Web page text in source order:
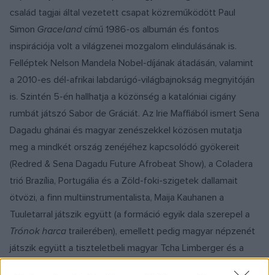
család tagjai által vezetett csapat közreműködött Paul
Simon Gracelandcímű 1986-os albumán és fontos
inspirációja volt a világzenei mozgalom elindulásának is.
Felléptek Nelson Mandela Nobel-díjának átadásán, valamint
a 2010-es dél-afrikai labdarúgó-világbajnokság megnyitóján
is. Szintén 5-én hallhatja a közönség a katalóniai cigány
rumbát játszó Sabor de Gráciát. Az Irie Maffiából ismert Sena
Dagadu ghánai és magyar zenészekkel közösen mutatja
meg a mindkét ország zenéjéhez kapcsolódó gyökereit
(Redred & Sena Dagadu Future Afrobeat Show), a Coladera
trió Brazília, Portugália és a Zöld-foki-szigetek dallamait
ötvözi, a finn multiinstrumentalista, Maija Kauhanen a
Tuuletarral játszik együtt (a formáció egyik dala szerepel a
Trónok harca trailerében), emellett pedig magyar népzenét
játszik együtt a tiszteletbeli magyar Tcha Limberger és a